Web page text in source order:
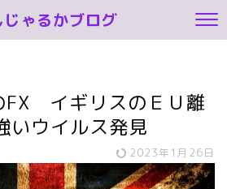
じゃるかブログ
イギリスのＥＵ離
いウイルス発見
2023年1月26日